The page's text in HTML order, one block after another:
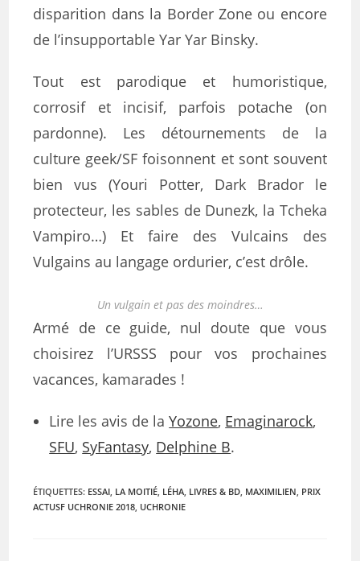
disparition dans la Border Zone ou encore
de l’insupportable Yar Yar Binsky.
Tout est parodique et humoristique,
corrosif et incisif, parfois potache (on
pardonne). Les détournements de la
culture geek/SF foisonnent et sont souvent
bien vus (Youri Potter, Dark Brador le
protecteur, les sables de Dunezk, la Tcheka
Vampiro…) Et faire des Vulcains des
Vulgains au langage ordurier, c’est drôle.
Un vulgain et pas des moindres…
Armé de ce guide, nul doute que vous
choisirez l’URSSS pour vos prochaines
vacances, kamarades !
Lire les avis de laYozone, Emaginarock,
SFU, SyFantasy, Delphine B.
ÉTIQUETTES: ESSAI, LA MOITIÉ, LÉHA, LIVRES & BD, MAXIMILIEN, PRIX
ACTUSF UCHRONIE 2018, UCHRONIE